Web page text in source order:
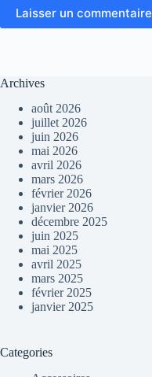
Laisser un commentaire
Archives
août 2026
juillet 2026
juin 2026
mai 2026
avril 2026
mars 2026
février 2026
janvier 2026
décembre 2025
juin 2025
mai 2025
avril 2025
mars 2025
février 2025
janvier 2025
Categories